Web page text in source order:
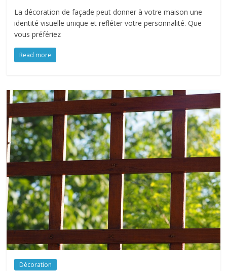
La décoration de façade peut donner à votre maison une
identité visuelle unique et refléter votre personnalité. Que
vous préfériez
Read more
Décoration